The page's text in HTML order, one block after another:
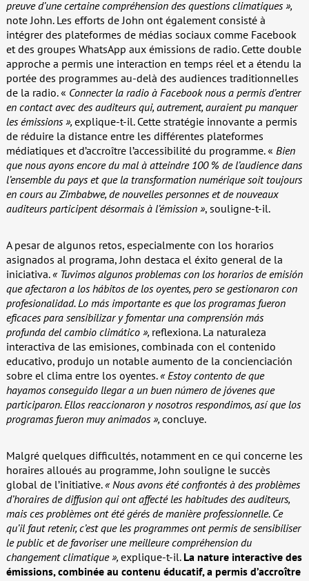
preuve d’une certaine compréhension des questions climatiques »,
note John. Les efforts de John ont également consisté à
intégrer des plateformes de médias sociaux comme Facebook
et des groupes WhatsApp aux émissions de radio. Cette double
approche a permis une interaction en temps réel et a étendu la
portée des programmes au-delà des audiences traditionnelles
de la radio. « Connecter la radio à Facebook nous a permis d’entrer
en contact avec des auditeurs qui, autrement, auraient pu manquer
les émissions », explique-t-il. Cette stratégie innovante a permis
de réduire la distance entre les différentes plateformes
médiatiques et d’accroître l’accessibilité du programme. « Bien
que nous ayons encore du mal à atteindre 100 % de l’audience dans
l’ensemble du pays et que la transformation numérique soit toujours
en cours au Zimbabwe, de nouvelles personnes et de nouveaux
auditeurs participent désormais à l’émission », souligne-t-il.
A pesar de algunos retos, especialmente con los horarios
asignados al programa, John destaca el éxito general de la
iniciativa.« Tuvimos algunos problemas con los horarios de emisión
que afectaron a los hábitos de los oyentes, pero se gestionaron con
profesionalidad. Lo más importante es que los programas fueron
eficaces para sensibilizar y fomentar una comprensión más
profunda del cambio climático », reflexiona. La naturaleza
interactiva de las emisiones, combinada con el contenido
educativo, produjo un notable aumento de la concienciación
sobre el clima entre los oyentes.« Estoy contento de que
hayamos conseguido llegar a un buen número de jóvenes que
participaron. Ellos reaccionaron y nosotros respondimos, así que los
programas fueron muy animados », concluye.
Malgré quelques difficultés, notamment en ce qui concerne les
horaires alloués au programme, John souligne le succès
global de l’initiative.« Nous avons été confrontés à des problèmes
d’horaires de diffusion qui ont affecté les habitudes des auditeurs,
mais ces problèmes ont été gérés de manière professionnelle. Ce
qu’il faut retenir, c’est que les programmes ont permis de sensibiliser
le public et de favoriser une meilleure compréhension du
changement climatique », explique-t-il. La nature interactive des
émissions, combinée au contenu éducatif, a permis d’accroître